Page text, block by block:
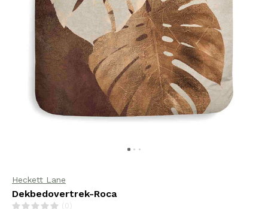
Heckett Lane
Dekbedovertrek-Roca
(0)